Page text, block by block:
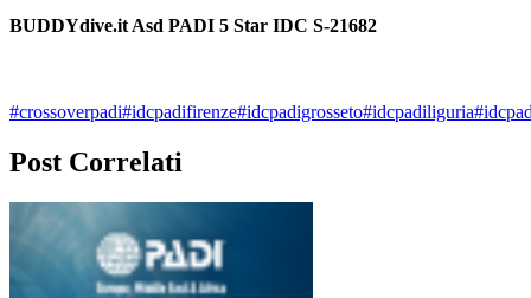
BUDDYdive.it Asd PADI 5 Star IDC S-21682
#crossoverpadi#idcpadifirenze#idcpadigrosseto#idcpadiliguria
Post Correlati